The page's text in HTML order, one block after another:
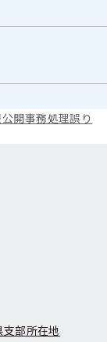
開事務処理誤り
部所在地